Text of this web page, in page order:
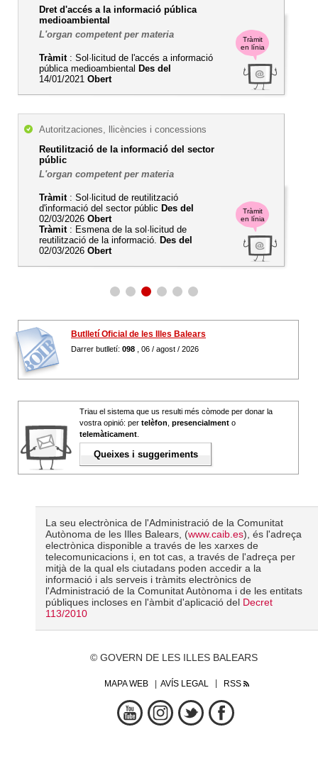
Tràmit
en línia
Dret d'accés a la informació pública
medioambiental
L'organ competent per materia
Tràmit: Sol·licitud de l'accés a informació
pública medioambiental Des del
14/01/2021 Obert
Tràmit
en línia
Autoritzaciones, llicències i concessions
Reutilització de la informació del sector
públic
L'organ competent per materia
Tràmit: Sol·licitud de reutilització
d'informació del sector públic Des del
02/03/2026 Obert
Tràmit: Esmena de la sol·licitud de
reutilització de la informació. Des del
02/03/2026 Obert
Butlletí Oficial de les Illes Balears
Darrer butlletí: 098 , 06 / agost / 2026
Triau el sistema que us resulti més còmode per donar la
vostra opinió: per telèfon presencialment o
telemàticament
Queixes i suggeriments
La seu electrònica de l'Administració de la Comunitat
Autònoma de les Illes Balears, (www.caib.es), és l'adreça
electrònica disponible a través de les xarxes de
telecomunicacions i, en tot cas, a través de l'adreça per
mitjà de la qual els ciutadans poden accedir a la
informació i als serveis i tràmits electrònics de
l'Administració de la Comunitat Autònoma i de les entitats
públiques incloses en l'àmbit d'aplicació del Decret
113/2010
© GOVERN DE LES ILLES BALEARS
MAPA WEB AVÍS LEGAL RSS